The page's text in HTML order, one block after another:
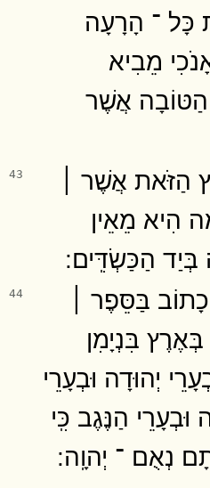
כָּל ־ הָרָעָה
מֵבִיא
אֲשֶׁר
43
הַזֹּאת אֲשֶׁר ׀
הִיא מֵאֵין
הַכַּשְׂדִּֽים ׃
44
בַּסֵּפֶר ׀
בִּנְיָמִן
יְהוּדָה וּבְעָרֵי
הַנֶּגֶב כִּֽי
נְאֻם ־ יְהוָֽה ׃